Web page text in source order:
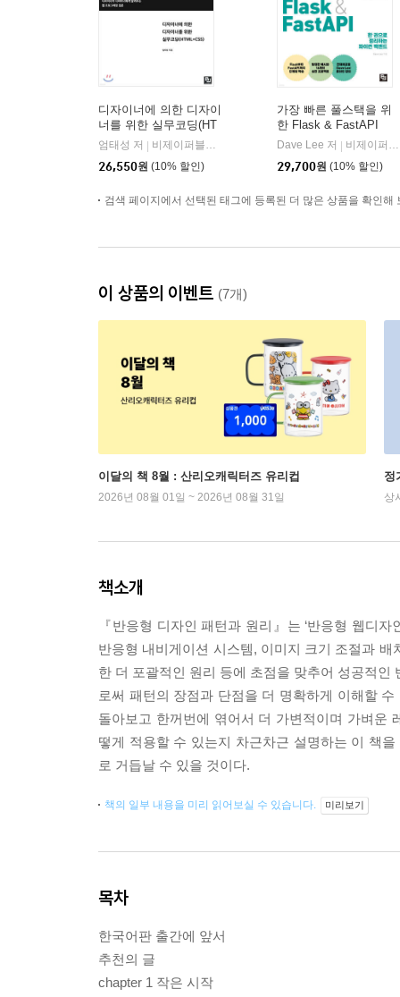
디자이너에 의한 디자이
너를 위한 실무코딩(HT
ML+CSS)
엄태성 저
비제이퍼블릭(BJ퍼블릭)
26,550원 (10% 할인)
가장 빠른 풀스택을 위
한 Flask & FastAPI
Dave Lee 저
비제이퍼블릭(BJ퍼블릭)
29,700원 (10% 할인)
검색 페이지에서 선택된 태그에 등록된 더 많은 상품을 확인해
이 상품의 이벤트 (7개)
이달의 책 8월 : 산리오캐릭터즈 유리컵
2026년 08월 01일 ~ 2026년 08월 31일
정
상
책소개
『반응형 디자인 패턴과 원리』는 ‘반응형 웹디
반응형 내비게이션 시스템, 이미지 크기 조절과
한 더 포괄적인 원리 등에 초점을 맞추어 성공적
로써 패턴의 장점과 단점을 더 명확하게 이해할
돌아보고 한꺼번에 엮어서 더 가변적이며 가벼운
떻게 적용할 수 있는지 차근차근 설명하는 이 책
로 거듭날 수 있을 것이다.
책의 일부 내용을 미리 읽어보실 수 있습니다. 미리보기
목차
한국어판 출간에 앞서
추천의 글
chapter 1 작은 시작